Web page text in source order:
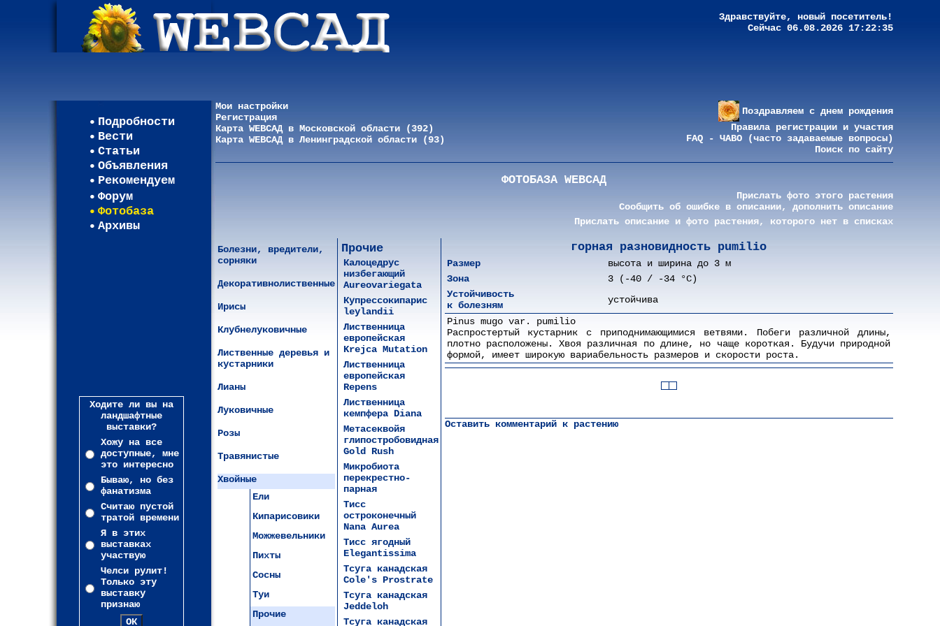
Здравствуйте, новый посетитель!
Сейчас 06.08.2026 17:22:35
Подробности
Вести
Статьи
Объявления
Рекомендуем
Форум
Фотобаза
Архивы
Ходите ли вы на
ландшафтные
выставки?
Хожу на все
доступные, мне
это интересно
Бываю, но без
фанатизма
Считаю пустой
тратой времени
Я в этих
выставках
участвую
Челси рулит!
Только эту
выставку
признаю
Мои настройки
Регистрация
Карта WEBСАД в Московской области (392)
Карта WEBСАД в Ленинградской области (93)
Поздравляем с днем рождения
Правила регистрации и участия
FAQ - ЧАВО (часто задаваемые вопросы)
Поиск по сайту
ФОТОБАЗА WEBСАД
Прислать фото этого растения
Сообщить об ошибке в описании, дополнить описание
Прислать описание и фото растения, которого нет в списках
Болезни, вредители,
сорняки
Декоративнолиственные
Ирисы
Клубнелуковичные
Лиственные деревья и
кустарники
Лианы
Луковичные
Розы
Травянистые
Хвойные
Ели
Кипарисовики
Можжевельники
Пихты
Сосны
Туи
Прочие
Прочие
Калоцедрус
низбегающий
Aureovariegata
Купрессокипарис
leylandii
Лиственница
европейская
Krejca Mutation
Лиственница
европейская
Repens
Лиственница
кемпфера Diana
Метасеквойя
глипостробовидная
Gold Rush
Микробиота
перекрестно-
парная
Тисс
остроконечный
Nana Aurea
Тисс ягодный
Elegantissima
Тсуга канадская
Cole's Prostrate
Тсуга канадская
Jeddeloh
Тсуга канадская
горная разновидность pumilio
Размер
высота и ширина до 3 м
Зона
3 (-40 / -34 °C)
Устойчивость
к болезням
устойчива
Pinus mugo var. pumilio
Распростертый кустарник с приподнимающимися ветвями. Побеги различной длины,
плотно расположены. Хвоя различная по длине, но чаще короткая. Будучи природной
формой, имеет широкую вариабельность размеров и скорости роста.
Оставить комментарий к растению